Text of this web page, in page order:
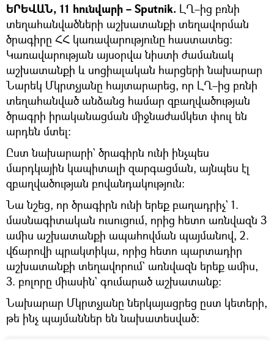
ԵՐԵՎԱՆ, 11 հունվարի – Sputnik. ԼՂ–ից բռնի
տեղահանվածների աշխատանքի տեղավորման
ծրագիրը ՀՀ կառավարությունը հաստատեց։
Կառավարության այսօրվա նիստի ժամանակ
աշխատանքի և սոցիալական հարցերի նախարար
Նարեկ Մկրտչյանը հայտարարեց, որ ԼՂ–ից բռնի
տեղահանված անձանց համար զբաղվածության
ծրագրի իրականացման միջնաժամկետ փուլ են
արդեն մտել։
Ըստ նախարարի` ծրագիրն ունի ինչպես
մարդկային կապիտալի զարգացման, այնպես էլ
զբաղվածության բովանդակություն։
Նա նշեց, որ ծրագիրն ունի երեք բաղադրիչ` 1.
մասնագիտական ուսուցում, որից հետո առնվազն 3
ամիս աշխատանքի ապահովման պայմանով, 2.
վճարովի պրակտիկա, որից հետո պարտադիր
աշխատանքի տեղավորում` առնվազն երեք ամիս,
3. բոլորը միասին` գումարած աշխատանք։
Նախարար Մկրտչյանը ներկայացրեց ըստ կետերի,
թե ինչ պայմաններ են նախատեսված։